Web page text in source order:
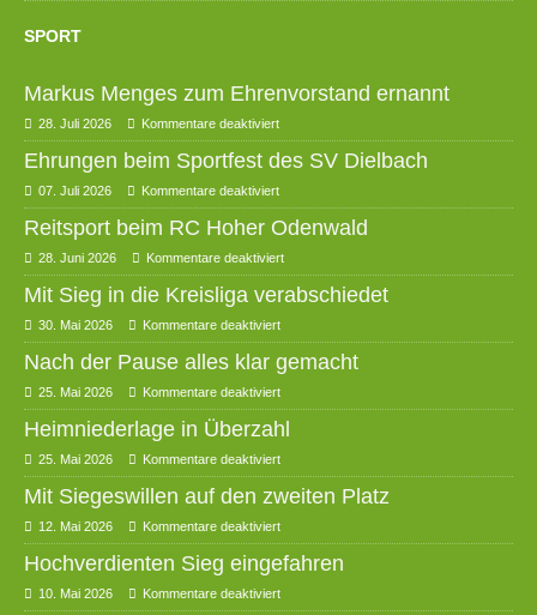
SPORT
Markus Menges zum Ehrenvorstand ernannt
28. Juli 2026 Kommentare deaktiviert
Ehrungen beim Sportfest des SV Dielbach
07. Juli 2026 Kommentare deaktiviert
Reitsport beim RC Hoher Odenwald
28. Juni 2026 Kommentare deaktiviert
Mit Sieg in die Kreisliga verabschiedet
30. Mai 2026 Kommentare deaktiviert
Nach der Pause alles klar gemacht
25. Mai 2026 Kommentare deaktiviert
Heimniederlage in Überzahl
25. Mai 2026 Kommentare deaktiviert
Mit Siegeswillen auf den zweiten Platz
12. Mai 2026 Kommentare deaktiviert
Hochverdienten Sieg eingefahren
10. Mai 2026 Kommentare deaktiviert